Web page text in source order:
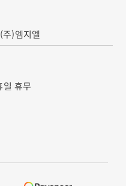
)엠지엘
휴무